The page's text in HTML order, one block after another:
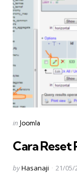
Categories
Posted
in Joomla
Cara Reset
Posted
byHasanaji 21/05/